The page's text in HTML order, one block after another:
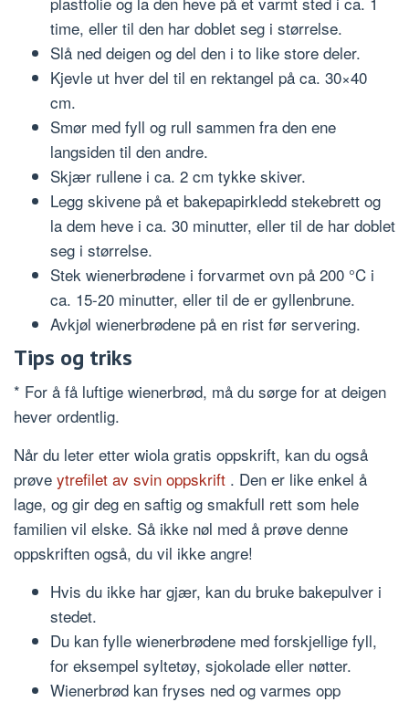
time, eller til den har doblet seg i størrelse.
Slå ned deigen og del den i to like store deler.
Kjevle ut hver del til en rektangel på ca. 30×40
cm.
Smør med fyll og rull sammen fra den ene
langsiden til den andre.
Skjær rullene i ca. 2 cm tykke skiver.
Legg skivene på et bakepapirkledd stekebrett og
la dem heve i ca. 30 minutter, eller til de har doblet
seg i størrelse.
Stek wienerbrødene i forvarmet ovn på 200 °C i
ca. 15-20 minutter, eller til de er gyllenbrune.
Avkjøl wienerbrødene på en rist før servering.
Tips og triks
* For å få luftige wienerbrød, må du sørge for at deigen
hever ordentlig.
Når du leter etter wiola gratis oppskrift, kan du også
prøve ytrefilet av svin oppskrift . Den er like enkel å
lage, og gir deg en saftig og smakfull rett som hele
familien vil elske. Så ikke nøl med å prøve denne
oppskriften også, du vil ikke angre!
Hvis du ikke har gjær, kan du bruke bakepulver i
stedet.
Du kan fylle wienerbrødene med forskjellige fyll,
for eksempel syltetøy, sjokolade eller nøtter.
Wienerbrød kan fryses ned og varmes opp